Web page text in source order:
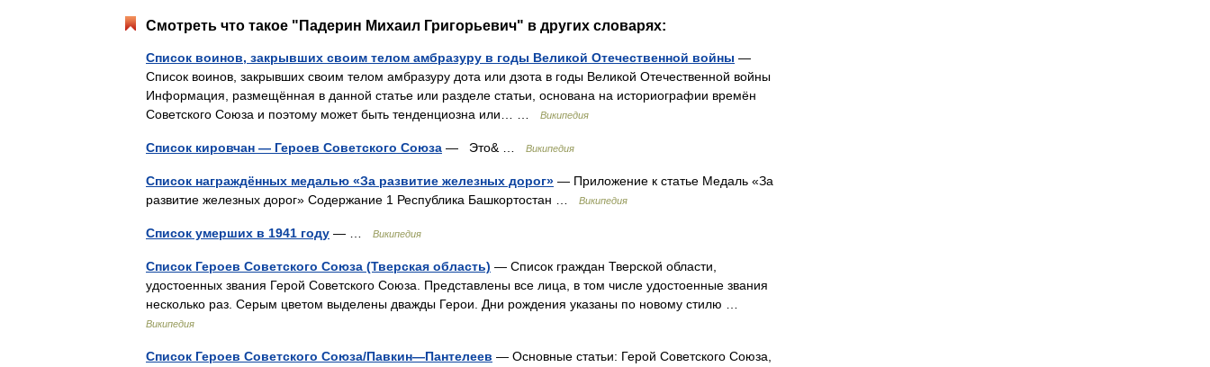
Смотреть что такое "Падерин Михаил Григорьевич" в других словарях:
Список воинов, закрывших своим телом амбразуру в годы Великой Отечественной войны —
Список воинов, закрывших своим телом амбразуру дота или дзота в годы Великой Отечественной войны
Информация, размещённая в данной статье или разделе статьи, основана на историографии времён
Советского Союза и поэтому может быть тенденциозна или… …
Википедия
Список кировчан — Героев Советского Союза — Это& … Википедия
Список награждённых медалью «За развитие железных дорог» — Приложение к статье Медаль «За
развитие железных дорог» Содержание 1 Республика Башкортостан …
Википедия
Список умерших в 1941 году — … Википедия
Список Героев Советского Союза (Тверская область) — Список граждан Тверской области,
удостоенных звания Герой Советского Союза. Представлены все лица, в том числе удостоенные звания
несколько раз. Серым цветом выделены дважды Герои. Дни рождения указаны по новому стилю …
Википедия
Список Героев Советского Союза/Павкин—Пантелеев — Основные статьи: Герой Советского Союза,